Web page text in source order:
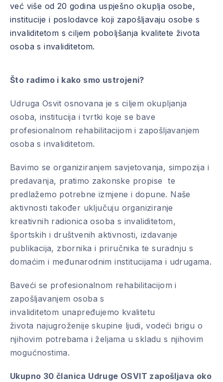
već više od 20 godina uspješno okuplja osobe,
institucije i poslodavce koji zapošljavaju osobe s
invaliditetom s ciljem poboljšanja kvalitete života
osoba s invaliditetom.
Što radimo i kako smo ustrojeni?
Udruga Osvit osnovana je s ciljem okupljanja
osoba, institucija i tvrtki koje se bave
profesionalnom rehabilitacijom i zapošljavanjem
osoba s invaliditetom.
Bavimo se organiziranjem savjetovanja, simpozija i
predavanja, pratimo zakonske propise te
predlažemo potrebne izmjene i dopune. Naše
aktivnosti također uključuju organiziranje
kreativnih radionica osoba s invaliditetom,
športskih i društvenih aktivnosti, izdavanje
publikacija, zbornika i priručnika te suradnju s
domaćim i međunarodnim institucijama i udrugama.
Baveći se profesionalnom rehabilitacijom i
zapošljavanjem osoba s
invaliditetom unapređujemo kvalitetu
života najugroženije skupine ljudi, vodeći brigu o
njihovim potrebama i željama u skladu s njihovim
mogućnostima.
Ukupno 30 članica Udruge OSVIT zapošljava oko